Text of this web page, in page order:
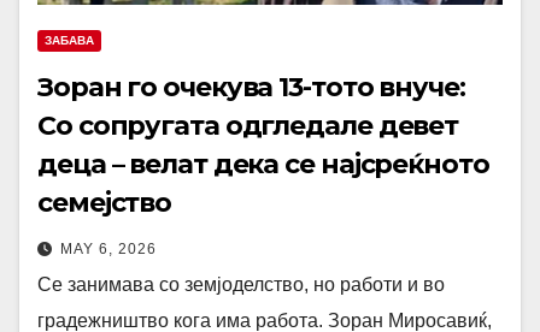
ЗАБАВА
Зоран го очекува 13-тото внуче:
Со сопругата одгледале девет
деца – велат дека се најсреќното
семејство
MAY 6, 2026
Се занимава со земјоделство, но работи и во
градежништво кога има работа. Зоран Миросавиќ,